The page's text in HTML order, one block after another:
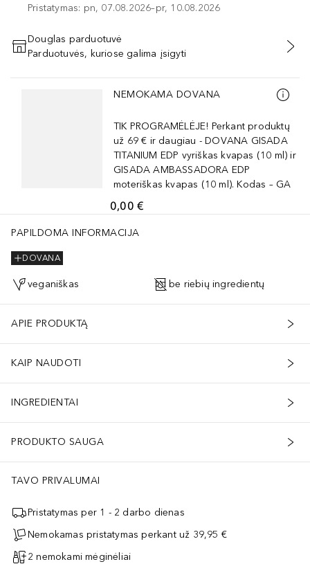
Pristatymas: pn, 07.08.2026–pr, 10.08.2026
PRIDĖTI Į KREPŠELĮ
Douglas parduotuvė
Parduotuvės, kuriose galima įsigyti
Praleisti slankiklį
NEMOKAMA DOVANA
TIK PROGRAMĖLĖJE! Perkant produktų
už 69 € ir daugiau - DOVANA GISADA
TITANIUM EDP vyriškas kvapas (10 ml) ir
GISADA AMBASSADORA EDP
moteriškas kvapas (10 ml). Kodas – GA
0,00 €
PAPILDOMA INFORMACIJA
DOVANA
veganiškas be riebių ingredientų
APIE PRODUKTĄ
KAIP NAUDOTI
INGREDIENTAI
PRODUKTO SAUGA
TAVO PRIVALUMAI
Pristatymas per 1 - 2 darbo dienas
Nemokamas pristatymas perkant už 39,95 €
2 nemokami mėginėliai